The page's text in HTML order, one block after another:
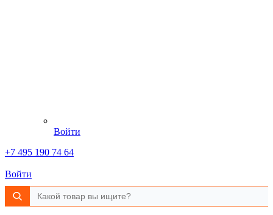
Войти
+7 495 190 74 64
Войти